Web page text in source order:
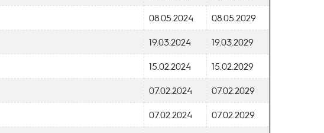
08.05.2024
08.05.2029
19.03.2024
19.03.2029
15.02.2024
15.02.2029
07.02.2024
07.02.2029
07.02.2024
07.02.2029